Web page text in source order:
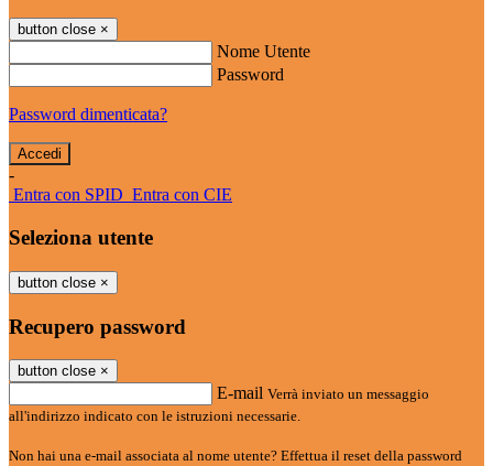
button close ×
Nome Utente
Password
Password dimenticata?
-
Entra con SPID Entra con CIE
Seleziona utente
button close ×
Recupero password
button close ×
E-mail Verrà inviato un messaggio
all'indirizzo indicato con le istruzioni necessarie.
Non hai una e-mail associata al nome utente? Effettua il reset della password